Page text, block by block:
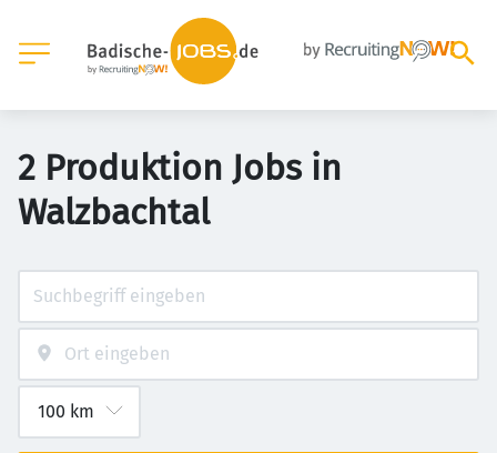
2 Produktion Jobs in
Walzbachtal